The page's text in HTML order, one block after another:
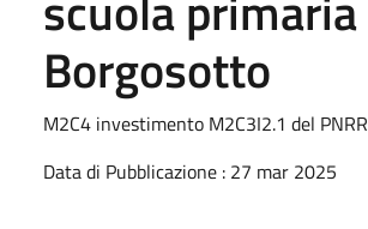
Borgosotto
M2C4 investimento M2C3I2.1 del PNRR
Data di Pubblicazione : 27 mar 2025